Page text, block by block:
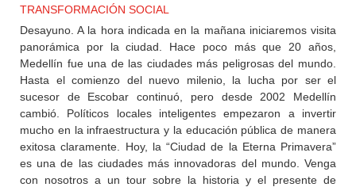
SISTEMA
DE
AGENCIAS
TRANSFORMACIÓN SOCIAL
Desayuno. A la hora indicada en la mañana iniciaremos visita
panorámica por la ciudad. Hace poco más que 20 años,
Medellín fue una de las ciudades más peligrosas del mundo.
Hasta el comienzo del nuevo milenio, la lucha por ser el
sucesor de Escobar continuó, pero desde 2002 Medellín
cambió. Políticos locales inteligentes empezaron a invertir
mucho en la infraestructura y la educación pública de manera
exitosa claramente. Hoy, la “Ciudad de la Eterna Primavera”
es una de las ciudades más innovadoras del mundo. Venga
con nosotros a un tour sobre la historia y el presente de